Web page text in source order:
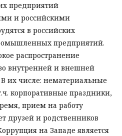
предприятий
и российскими
в российских
предприятий.
распространение
внутренней и внешней
их числе: нематериальные
корпоративные праздники,
прием на работу
друзей и родственников
на Западе является